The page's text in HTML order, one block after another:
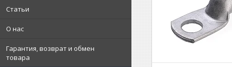
Статьи
О нас
Гарантия, возврат и обмен
товара